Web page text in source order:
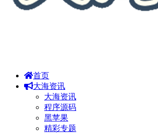
首页
大海资讯
大海资讯
程序源码
黑苹果
精彩专题